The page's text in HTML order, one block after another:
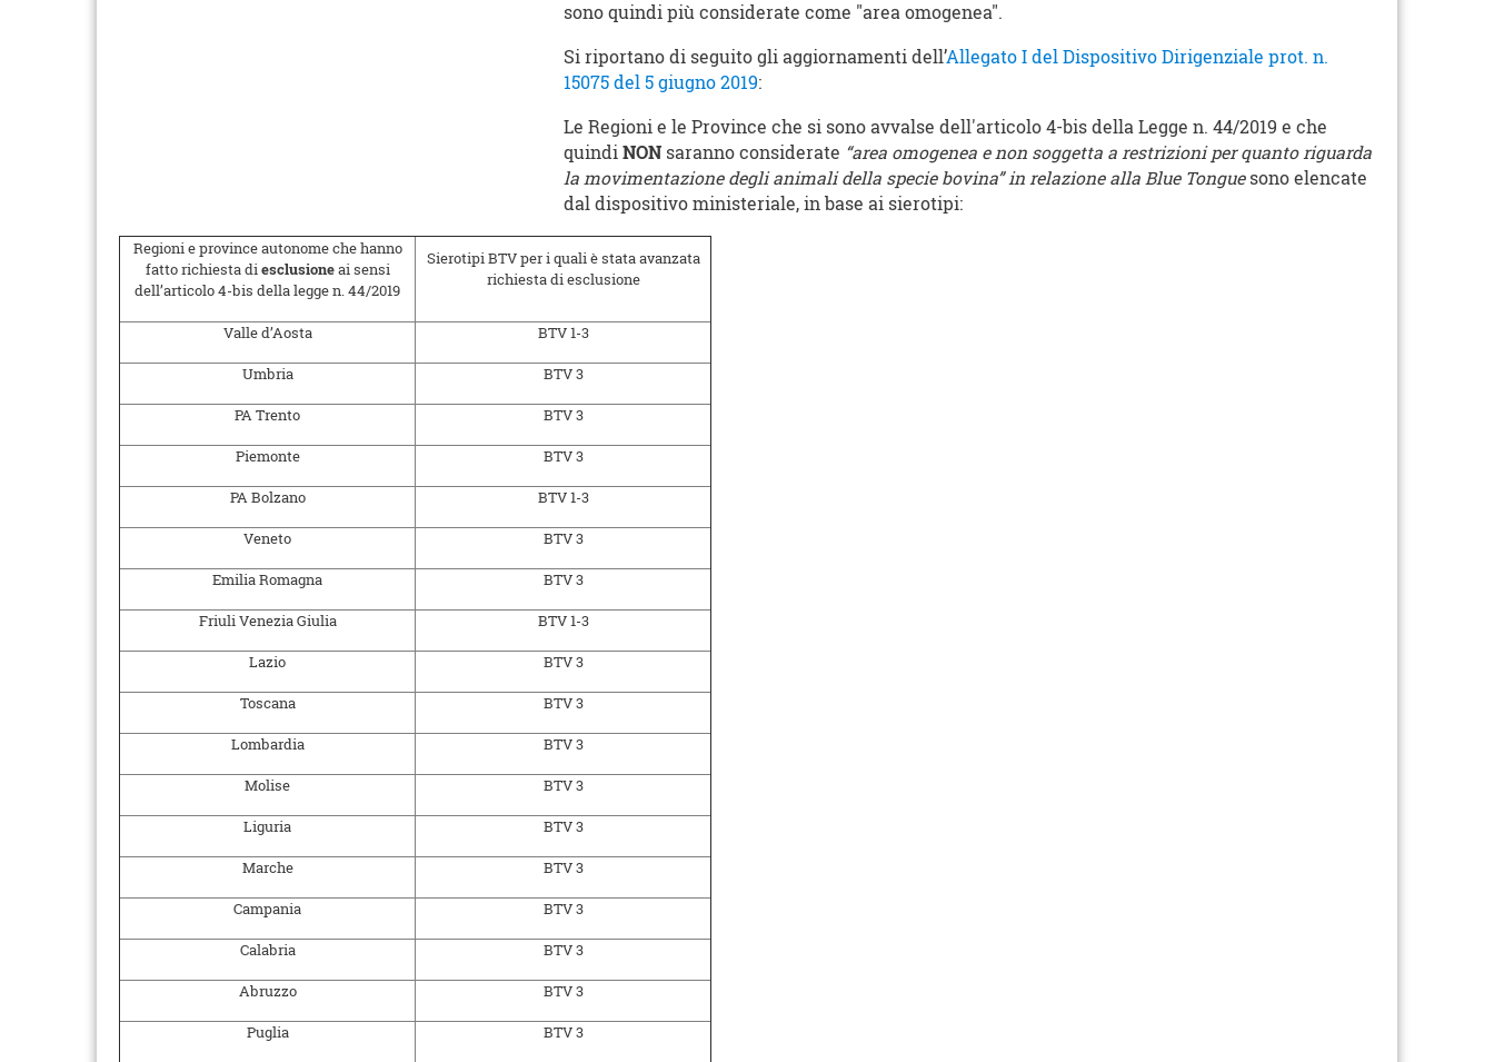
sono quindi più considerate come "area omogenea".
Si riportano di seguito gli aggiornamenti dell’Allegato I del Dispositivo Dirigenziale prot. n.
15075 del 5 giugno 2019:
Le Regioni e le Province che si sono avvalse dell'articolo 4-bis della Legge n. 44/2019 e che
quindi NON saranno considerate “area omogenea e non soggetta a restrizioni per quanto riguarda
la movimentazione degli animali della specie bovina” in relazione alla Blue Tongue sono elencate
dal dispositivo ministeriale, in base ai sierotipi:
Regioni e province autonome che hanno
fatto richiesta diesclusioneai sensi
dell’articolo 4-bis della legge n. 44/2019
Sierotipi BTV per i quali è stata avanzata
richiesta di esclusione
Valle d’Aosta BTV 1-3
Umbria BTV 3
PA Trento BTV 3
Piemonte BTV 3
PA Bolzano BTV 1-3
Veneto BTV 3
Emilia Romagna BTV 3
Friuli Venezia Giulia BTV 1-3
Lazio BTV 3
Toscana BTV 3
Lombardia BTV 3
Molise BTV 3
Liguria BTV 3
Marche BTV 3
Campania BTV 3
Calabria BTV 3
Abruzzo BTV 3
Puglia BTV 3